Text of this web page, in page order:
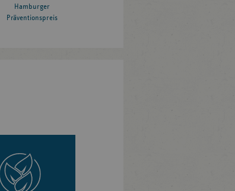
Hamburger
Präventionspreis